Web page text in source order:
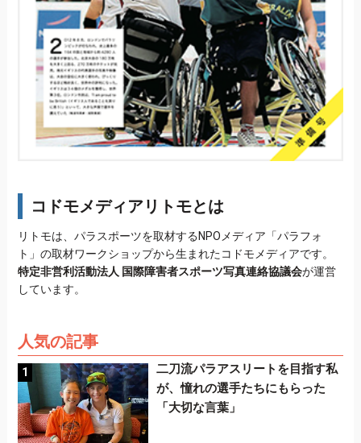
コドモメディアリトモとは
リトモは、パラスポーツを取材するNPOメディア「パラフォ
ト」の取材ワークショップから生まれたコドモメディアです。
特定非営利活動法人 国際障害者スポーツ写真連絡協議会が運営
しています。
人気の記事
二刀流パラアスリートを目指す私
が、憧れの選手たちにもらった
「大切な言葉」